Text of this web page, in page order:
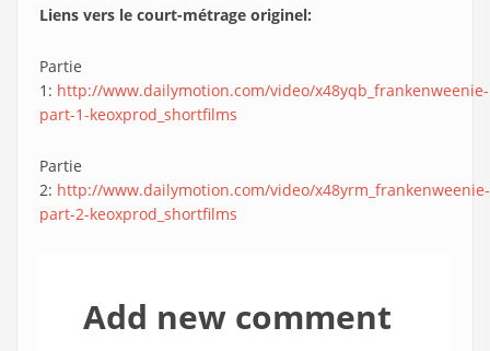
Liens vers le court-métrage originel:
Partie
1: http://www.dailymotion.com/video/x48yqb_frankenweenie-
part-1-keoxprod_shortfilms
Partie
2: http://www.dailymotion.com/video/x48yrm_frankenweenie-
part-2-keoxprod_shortfilms
Add new comment